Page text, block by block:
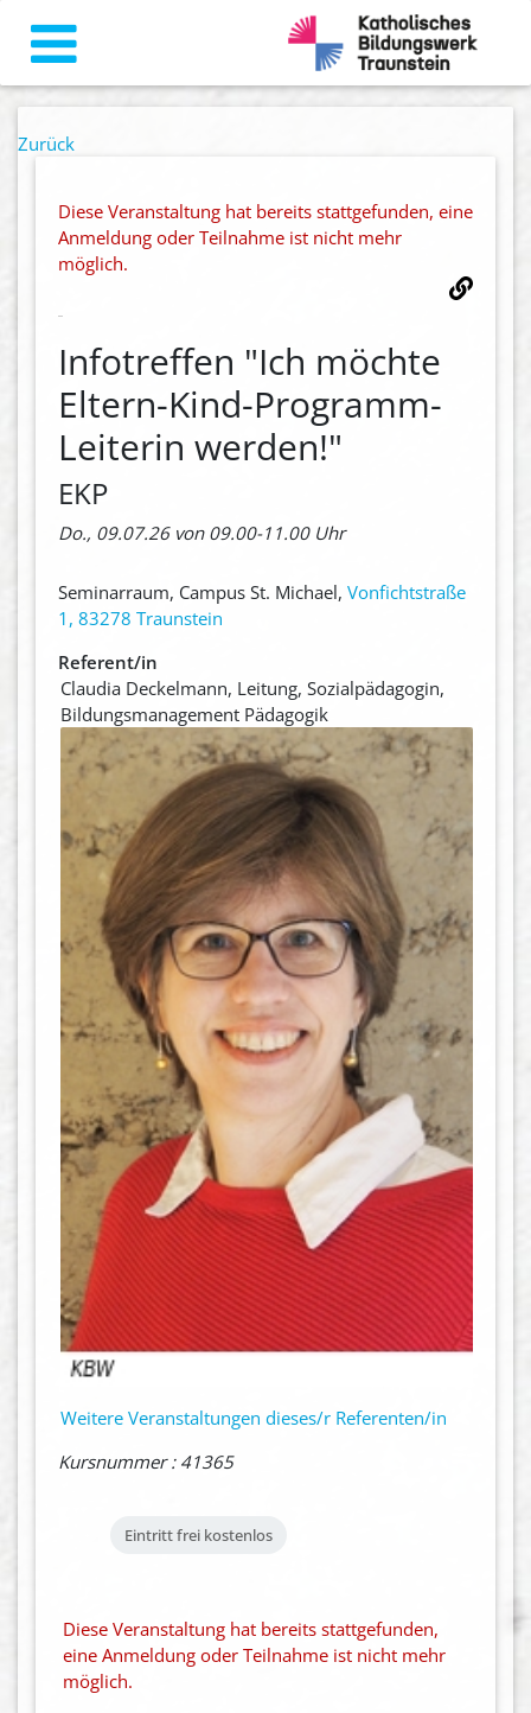
Zurück
Diese Veranstaltung hat bereits stattgefunden, eine
Anmeldung oder Teilnahme ist nicht mehr
möglich.
Infotreffen "Ich möchte
Eltern-Kind-Programm-
Leiterin werden!"
EKP
Do., 09.07.26 von 09.00-11.00 Uhr
Seminarraum, Campus St. Michael, Vonfichtstraße
1, 83278 Traunstein
Referent/in
Claudia Deckelmann, Leitung, Sozialpädagogin,
Bildungsmanagement Pädagogik
Weitere Veranstaltungen dieses/r Referenten/in
Kursnummer : 41365
Eintritt frei kostenlos
Diese Veranstaltung hat bereits stattgefunden,
eine Anmeldung oder Teilnahme ist nicht mehr
möglich.